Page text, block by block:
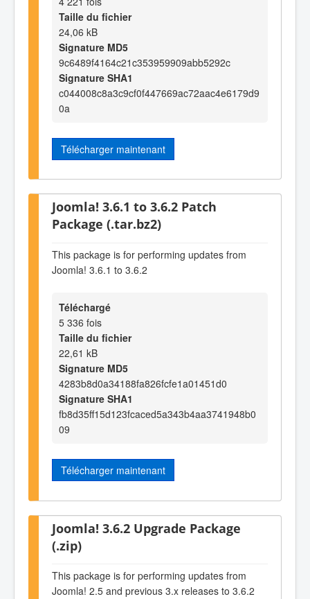
Taille du fichier
24,06 kB
Signature MD5
9c6489f4164c21c353959909abb5292c
Signature SHA1
c044008c8a3c9cf0f447669ac72aac4e6179d9
0a
Télécharger maintenant
Joomla! 3.6.1 to 3.6.2 Patch
Package (.tar.bz2)
This package is for performing updates from
Joomla! 3.6.1 to 3.6.2
Téléchargé
5 336 fois
Taille du fichier
22,61 kB
Signature MD5
4283b8d0a34188fa826fcfe1a01451d0
Signature SHA1
fb8d35ff15d123fcaced5a343b4aa3741948b0
09
Télécharger maintenant
Joomla! 3.6.2 Upgrade Package
(.zip)
This package is for performing updates from
Joomla! 2.5 and previous 3.x releases to 3.6.2